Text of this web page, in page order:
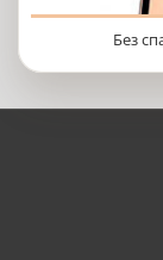
Без